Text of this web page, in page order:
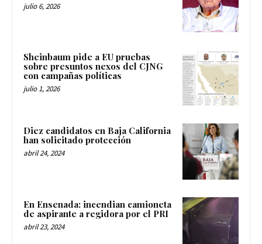
julio 6, 2026
Sheinbaum pide a EU pruebas
sobre presuntos nexos del CJNG
con campañas políticas
julio 1, 2026
Diez candidatos en Baja California
han solicitado protección
abril 24, 2024
En Ensenada: incendian camioneta
de aspirante a regidora por el PRI
abril 23, 2024